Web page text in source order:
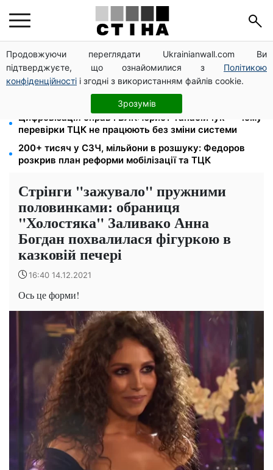
Продовжуючи переглядати Ukrainianwall.com Ви
підтверджуєте, що ознайомилися з Політикою
конфіденційності і згодні з використанням файлів cookie.
Зрозумів
172 940 грн захистять житло від арешту за
комуналку: з жовтня поріг — 432 тисячі
8 451 грн замість пакунка малюка: Пенсійний фонд
пояснив, як отримати гроші
Цифровізація справ і ВЛК: юрист Танасійчук — чому
перевірки ТЦК не працюють без зміни системи
200+ тисяч у СЗЧ, мільйони в розшуку: Федоров
розкрив план реформи мобілізації та ТЦК
Стрінги "зажувало" пружними
половинками: обраниця
"Холостяка" Заливако Анна
Богдан похвалилася фігуркою в
казковій печері
16:40 14.12.2021
Ось це форми!